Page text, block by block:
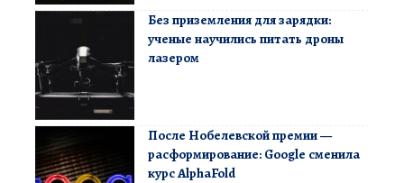
Без приземления для зарядки:
ученые научились питать дроны
лазером
После Нобелевской премии —
расформирование: Google сменила
курс AlphaFold